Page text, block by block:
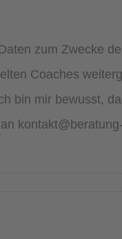
zum Zwecke
Coaches
bin mir bewusst,